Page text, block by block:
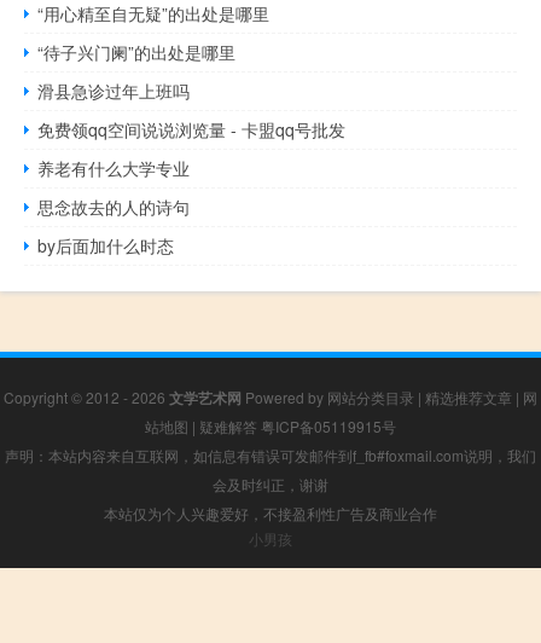
“用心精至自无疑”的出处是哪里
“待子兴门阑”的出处是哪里
滑县急诊过年上班吗
免费领qq空间说说浏览量 - 卡盟qq号批发
养老有什么大学专业
思念故去的人的诗句
by后面加什么时态
Copyright © 2012 - 2026 文学艺术网 Powered by 网站分类目录 | 精选推荐文章 | 网
站地图 | 疑难解答 粤ICP备05119915号
声明：本站内容来自互联网，如信息有错误可发邮件到f_fb#foxmail.com说明，我们
会及时纠正，谢谢
本站仅为个人兴趣爱好，不接盈利性广告及商业合作
小男孩